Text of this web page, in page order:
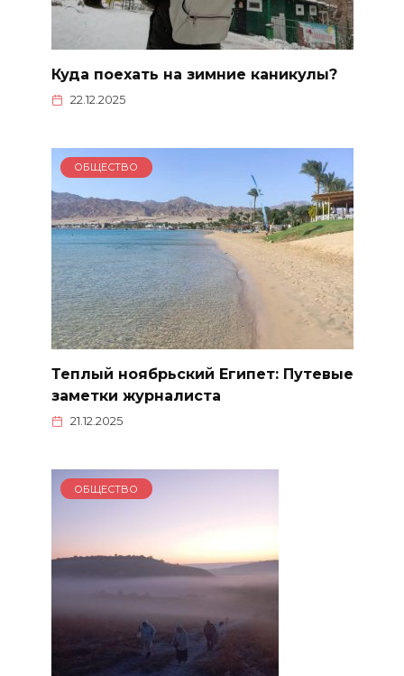
Куда поехать на зимние каникулы?
22.12.2025
ОБЩЕСТВО
Теплый ноябрьский Египет: Путевые
заметки журналиста
21.12.2025
ОБЩЕСТВО